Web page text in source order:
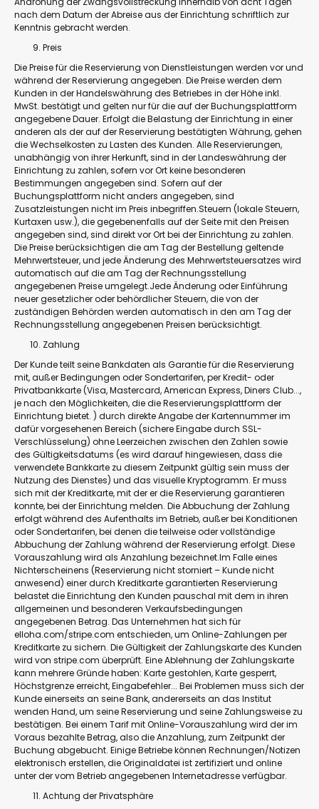
nach dem Datum der Abreise aus der Einrichtung schriftlich zur
Kenntnis gebracht werden.
Preis
Die Preise für die Reservierung von Dienstleistungen werden vor und
während der Reservierung angegeben. Die Preise werden dem
Kunden in der Handelswährung des Betriebes in der Höhe inkl.
MwSt. bestätigt und gelten nur für die auf der Buchungsplattform
angegebene Dauer. Erfolgt die Belastung der Einrichtung in einer
anderen als der auf der Reservierung bestätigten Währung, gehen
die Wechselkosten zu Lasten des Kunden. Alle Reservierungen,
unabhängig von ihrer Herkunft, sind in der Landeswährung der
Einrichtung zu zahlen, sofern vor Ort keine besonderen
Bestimmungen angegeben sind. Sofern auf der
Buchungsplattform nicht anders angegeben, sind
Zusatzleistungen nicht im Preis inbegriffen.Steuern (lokale Steuern,
Kurtaxen usw.), die gegebenenfalls auf der Seite mit den Preisen
angegeben sind, sind direkt vor Ort bei der Einrichtung zu zahlen.
Die Preise berücksichtigen die am Tag der Bestellung geltende
Mehrwertsteuer, und jede Änderung des Mehrwertsteuersatzes wird
automatisch auf die am Tag der Rechnungsstellung
angegebenen Preise umgelegt.Jede Änderung oder Einführung
neuer gesetzlicher oder behördlicher Steuern, die von der
zuständigen Behörden werden automatisch in den am Tag der
Rechnungsstellung angegebenen Preisen berücksichtigt.
Zahlung
Der Kunde teilt seine Bankdaten als Garantie für die Reservierung
mit, außer Bedingungen oder Sondertarifen, per Kredit- oder
Privatbankkarte (Visa, Mastercard, American Express, Diners Club...,
je nach den Möglichkeiten, die die Reservierungsplattform der
Einrichtung bietet. ) durch direkte Angabe der Kartennummer im
dafür vorgesehenen Bereich (sichere Eingabe durch SSL-
Verschlüsselung) ohne Leerzeichen zwischen den Zahlen sowie
des Gültigkeitsdatums (es wird darauf hingewiesen, dass die
verwendete Bankkarte zu diesem Zeitpunkt gültig sein muss der
Nutzung des Dienstes) und das visuelle Kryptogramm. Er muss
sich mit der Kreditkarte, mit der er die Reservierung garantieren
konnte, bei der Einrichtung melden. Die Abbuchung der Zahlung
erfolgt während des Aufenthalts im Betrieb, außer bei Konditionen
oder Sondertarifen, bei denen die teilweise oder vollständige
Abbuchung der Zahlung während der Reservierung erfolgt. Diese
Vorauszahlung wird als Anzahlung bezeichnet.Im Falle eines
Nichterscheinens (Reservierung nicht storniert – Kunde nicht
anwesend) einer durch Kreditkarte garantierten Reservierung
belastet die Einrichtung den Kunden pauschal mit dem in ihren
allgemeinen und besonderen Verkaufsbedingungen
angegebenen Betrag. Das Unternehmen hat sich für
elloha.com/stripe.com entschieden, um Online-Zahlungen per
Kreditkarte zu sichern. Die Gültigkeit der Zahlungskarte des Kunden
wird von stripe.com überprüft. Eine Ablehnung der Zahlungskarte
kann mehrere Gründe haben: Karte gestohlen, Karte gesperrt,
Höchstgrenze erreicht, Eingabefehler... Bei Problemen muss sich der
Kunde einerseits an seine Bank, andererseits an das Institut
wenden Hand, um seine Reservierung und seine Zahlungsweise zu
bestätigen. Bei einem Tarif mit Online-Vorauszahlung wird der im
Voraus bezahlte Betrag, also die Anzahlung, zum Zeitpunkt der
Buchung abgebucht. Einige Betriebe können Rechnungen/Notizen
elektronisch erstellen, die Originaldatei ist zertifiziert und online
unter der vom Betrieb angegebenen Internetadresse verfügbar.
Achtung der Privatsphäre